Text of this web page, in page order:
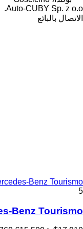
Auto-CUBY Sp. z o.o.
الاتصال بالبائع
Benz Tourismo
5
Benz Tourismo